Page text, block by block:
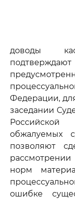
доводы
Федерации,
заседании
обжалуемых
позволяют
норм
ошибке